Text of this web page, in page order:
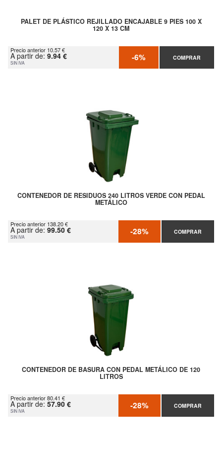
PALET DE PLÁSTICO REJILLADO ENCAJABLE 9 PIES 100 X
120 X 13 CM
Precio anterior 10.57 €
A partir de: 9.94 €
SIN IVA -6% COMPRAR
CONTENEDOR DE RESIDUOS 240 LITROS VERDE CON PEDAL
METÁLICO
Precio anterior 138.20 €
A partir de: 99.50 €
SIN IVA -28% COMPRAR
CONTENEDOR DE BASURA CON PEDAL METÁLICO DE 120
LITROS
Precio anterior 80.41 €
A partir de: 57.90 €
SIN IVA -28% COMPRAR